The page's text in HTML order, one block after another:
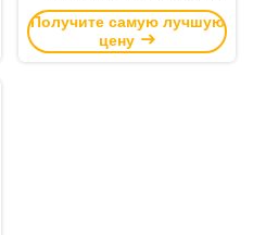
высокопрочный ключевой
цепь и карабинерный
Получите самую лучшую
цену